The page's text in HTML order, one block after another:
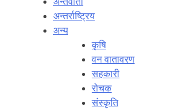
अन्तर्राष्‍ट्रिय
अन्य
कृषि
वन वातावरण
सहकारी
रोचक
संस्कृति